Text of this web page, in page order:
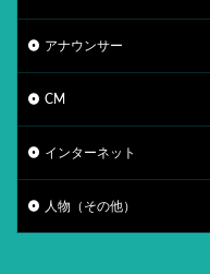
アナウンサー
CM
インターネット
人物（その他）